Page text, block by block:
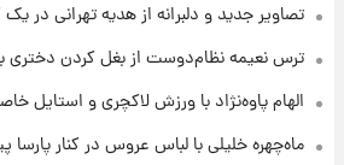
ثریا اسفندیاری بعد از طلاق و در
بیتلز
ادعای جنجالی درباره اینفانتینو؛
جدید و دلبرانه از هدیه تهرانی در یک گلخانه
نظام‌دوست از بغل کردن دختری با استایل
پاوه‌نژاد با ورزش لاکچری و استایل خاصش
خلیلی با لباس عروس در کنار پارسا پیروزفر